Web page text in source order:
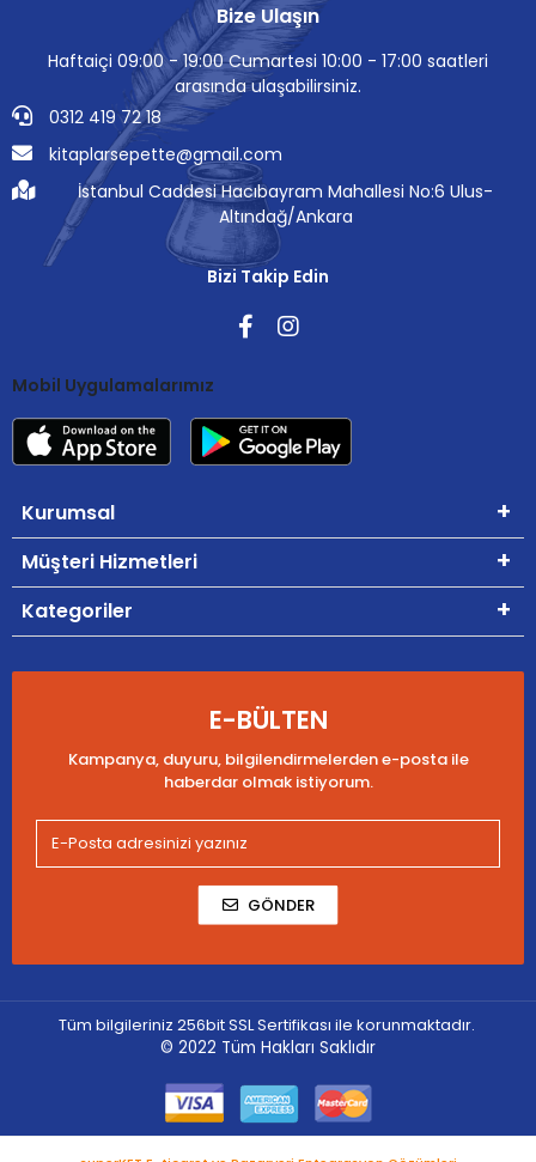
Bize Ulaşın
Haftaiçi 09:00 - 19:00 Cumartesi 10:00 - 17:00 saatleri
arasında ulaşabilirsiniz.
0312 419 72 18
kitaplarsepette@gmail.com
İstanbul Caddesi Hacıbayram Mahallesi No:6 Ulus-
Altındağ/Ankara
Bizi Takip Edin
Mobil Uygulamalarımız
Kurumsal
Müşteri Hizmetleri
Kategoriler
E-BÜLTEN
Kampanya, duyuru, bilgilendirmelerden e-posta ile
haberdar olmak istiyorum.
GÖNDER
Tüm bilgileriniz 256bit SSL Sertifikası ile korunmaktadır.
© 2022 Tüm Hakları Saklıdır